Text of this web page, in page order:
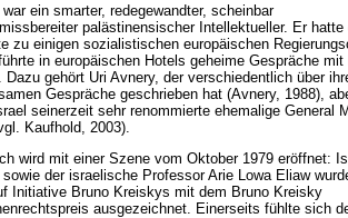
ein smarter, redegewandter, scheinbar
palästinensischer Intellektueller. Er hatte
zu einigen sozialistischen europäischen
in europäischen Hotels geheime Gespräche mit
Dazu gehört Uri Avnery, der verschiedentlich über
Gespräche geschrieben hat (Avnery, 1988),
seinerzeit sehr renommierte ehemalige General
Kaufhold, 2003).
wird mit einer Szene vom Oktober 1979 eröffnet:
der israelische Professor Arie Lowa Eliaw
Initiative Bruno Kreiskys mit dem Bruno Kreisky
ausgezeichnet. Einerseits fühlte sich